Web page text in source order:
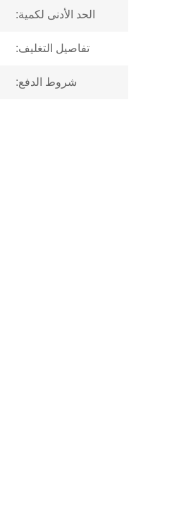
الحد الأدنى لكمية:
تفاصيل التغليف:
شروط الدفع: